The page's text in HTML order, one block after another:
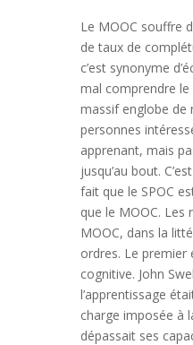
Le MOOC souffre
de taux de
c’est synonyme
mal comprendre
massif englobe de
personnes
apprenant, mais
jusqu’au bout.
fait que le SPOC
que le MOOC. Les
MOOC, dans la
ordres. Le premier
cognitive. John
l’apprentissage
charge imposée à
dépassait ses